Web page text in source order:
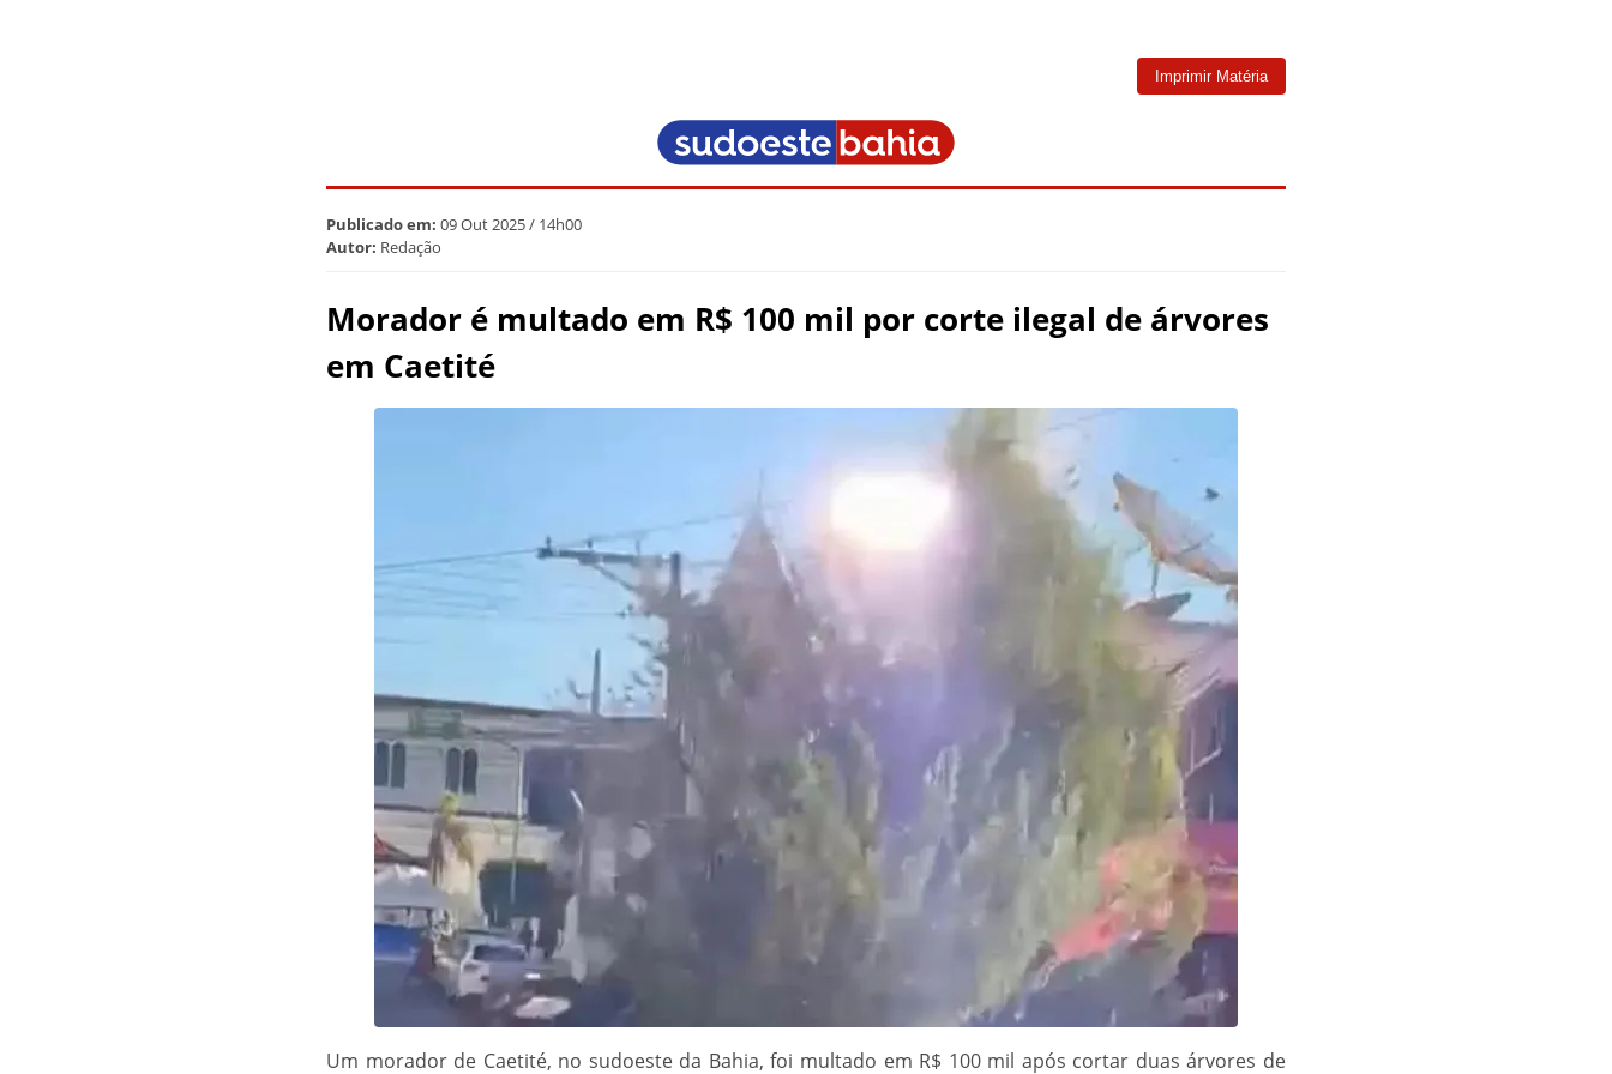
Imprimir Matéria
Publicado em: 09 Out 2025 / 14h00
Autor: Redação
Morador é multado em R$ 100 mil por corte ilegal de árvores
em Caetité
Um morador de Caetité, no sudoeste da Bahia, foi multado em R$ 100 mil após cortar duas árvores de